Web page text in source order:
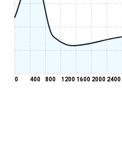
0 400 800 1200 1600 2000 2400